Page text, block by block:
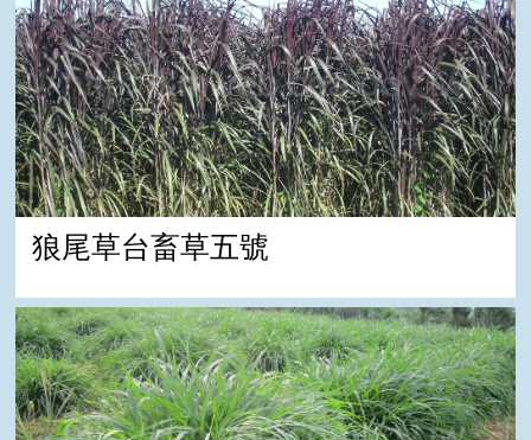
狼尾草台畜草五號
狼尾草台畜草六號